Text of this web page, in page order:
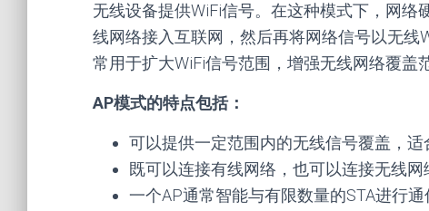
无线设备提供WiFi信号。在这种模式下，网
线网络接入互联网，然后再将网络信号以无线
常用于扩大WiFi信号范围，增强无线网络覆盖
AP模式的特点包括：
可以提供一定范围内的无线信号覆盖，适
既可以连接有线网络，也可以连接无线网
一个AP通常智能与有限数量的STA进行通